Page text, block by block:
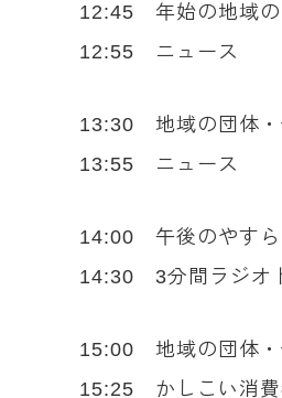
12:45 年始の地域の
12:55 ニュース
13:30 地域の団体・
13:55 ニュース
14:00 午後のやすら
14:30 3分間ラジオ
15:00 地域の団体・
15:25 かしこい消費